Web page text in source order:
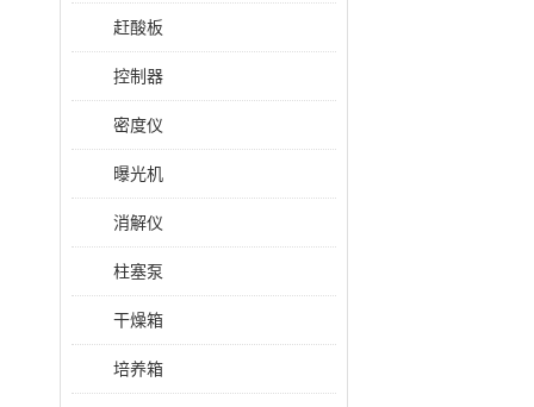
赶酸板
控制器
密度仪
曝光机
消解仪
柱塞泵
干燥箱
培养箱